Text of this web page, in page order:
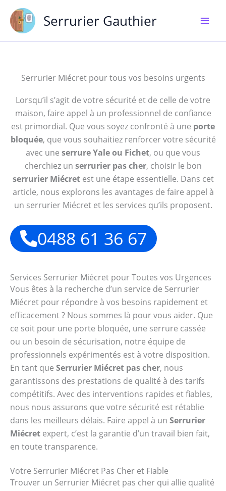
contenu
Serrurier Gauthier
Serrurier Miécret pour tous vos besoins urgents
Lorsqu’il s’agit de votre sécurité et de celle de votre
maison, faire appel à un professionnel de confiance
est primordial. Que vous soyez confronté à une porte
bloquée, que vous souhaitiez renforcer votre sécurité
avec une serrure Yale ou Fichet, ou que vous
cherchiez un serrurier pas cher, choisir le bon
serrurier Miécretest une étape essentielle. Dans cet
article, nous explorons les avantages de faire appel à
un serrurier Miécret et les services qu’ils proposent.
0488 61 36 67
Services Serrurier Miécret pour Toutes vos Urgences
Vous êtes à la recherche d’un service de Serrurier
Miécret pour répondre à vos besoins rapidement et
efficacement ? Nous sommes là pour vous aider. Que
ce soit pour une porte bloquée, une serrure cassée
ou un besoin de sécurisation, notre équipe de
professionnels expérimentés est à votre disposition.
En tant que Serrurier Miécret pas cher, nous
garantissons des prestations de qualité à des tarifs
compétitifs. Avec des interventions rapides et fiables,
nous nous assurons que votre sécurité est rétablie
dans les meilleurs délais. Faire appel à un Serrurier
Miécret expert, c’est la garantie d’un travail bien fait,
en toute transparence.
Votre Serrurier Miécret Pas Cher et Fiable
Trouver un Serrurier Miécret pas cher qui allie qualité